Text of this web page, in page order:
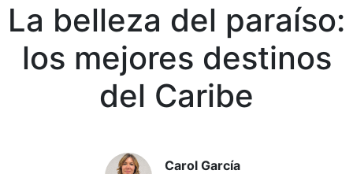
La belleza del paraíso:
los mejores destinos
del Caribe
Carol García